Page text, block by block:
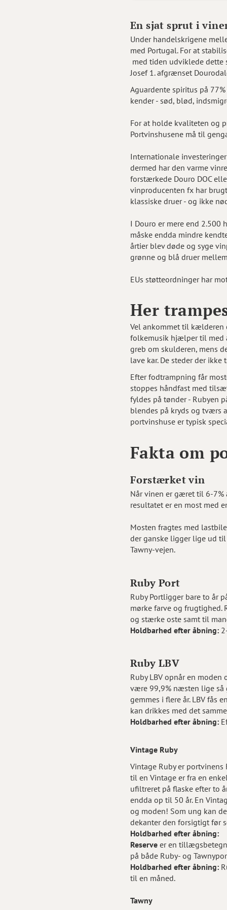
En sjat sprut i
Under handelskrigene
med Portugal. For at
med tiden udviklede
Josef 1. afgrænset
Aguardente spiritus på
kender - sød, blød,
For at holde kvaliteten og
Portvinshusene må til
Internationale
dermed har den varme
forstærkede Douro DOC
vinproducenten fx har
klassiske druer - og ikke
I Douro er mere end 2.500
måske endda mindre
årtier blev døde og syge
grønne og blå druer
EUs støtteordninger har
Her
Vel ankommet til kælderen
folkemusik hjælper til med
greb om skulderen, mens
lave kar. De steder der ikke
Efter fodtrampning får
stoppes håndfast med
fyldes på tønder - Rubyen
blendes på kryds og tværs
portvinshuse er typisk
Fakta om
Forstærket vin
Når vinen er gæret til 6-
resultatet er en most med
Mosten fragtes med
der ganske ligger lige ud
Tawny-vejen.
Ruby Port
Ruby Portligger bare to år
mørke farve og frugtighed.
og stærke oste samt til
Holdbarhed efter åbning:
Ruby LBV
Ruby LBV opnår en
være 99,9% næsten lige så
gemmes i flere år. LBV fås
kan drikkes med det
Holdbarhed efter åbning:
Vintage Ruby
Vintage Ruby er
til en Vintage er fra en
ufiltreret på flaske efter to
endda op til 50 år. En
og moden! Som ung kan
dekanter den forsigtigt før
Holdbarhed efter åbning:
Reserve er en
på både Ruby- og
Holdbarhed efter åbning:
til en måned.
Tawny